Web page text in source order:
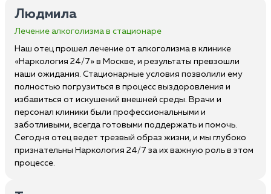
Людмила
Лечение алкоголизма в стационаре
Наш отец прошел лечение от алкоголизма в клинике
«Наркология 24/7» в Москве, и результаты превзошли
наши ожидания. Стационарные условия позволили ему
полностью погрузиться в процесс выздоровления и
избавиться от искушений внешней среды. Врачи и
персонал клиники были профессиональными и
заботливыми, всегда готовыми поддержать и помочь.
Сегодня отец ведет трезвый образ жизни, и мы глубоко
признательны Наркология 24/7 за их важную роль в этом
процессе.